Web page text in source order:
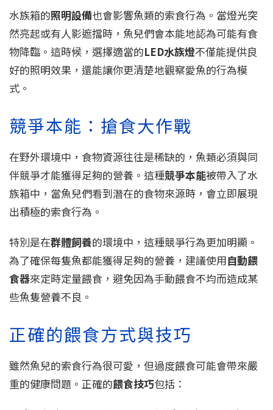
水族箱的照明設備也會影響魚類的索食行為。當燈光突
然亮起或有人影遮擋時，魚兒們會本能地認為可能有食
物降臨。這時候，選擇適當的LED水族燈不僅能提供良
好的照明效果，還能讓你更清楚地觀察愛魚的行為模
式。
競爭本能：搶食大作戰
在野外環境中，食物資源往往是稀缺的，魚類必須與同
伴競爭才能獲得足夠的營養。這種競爭本能被帶入了水
族箱中，當魚兒們看到潛在的食物來源時，會立即展現
出積極的索食行為。
特別是在群體飼養的環境中，這種競爭行為更加明顯。
為了確保每隻魚都能獲得足夠的營養，建議使用自動餵
食器來定時定量餵食，避免因為手動餵食不均而造成某
些魚隻營養不良。
正確的餵食方式與技巧
雖然魚兒的索食行為很可愛，但過度餵食可能會帶來嚴
重的健康問題。正確的餵食技巧包括：